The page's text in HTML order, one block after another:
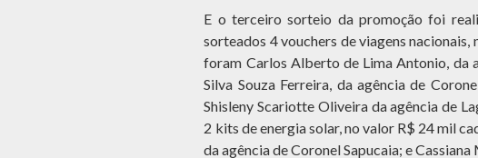
E o terceiro sorteio da promoção foi
sorteados 4 vouchers de viagens
foram Carlos Alberto de Lima Antonio, da
Silva Souza Ferreira, da agência de
Shisleny Scariotte Oliveira da agência de
2 kits de energia solar, no valor R$ 24 mil
da agência de Coronel Sapucaia; e